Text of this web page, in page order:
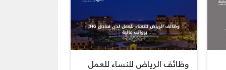
وظائف الرياض للنساء للعمل